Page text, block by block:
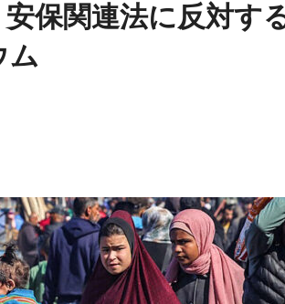
保関連法に反対す
ム